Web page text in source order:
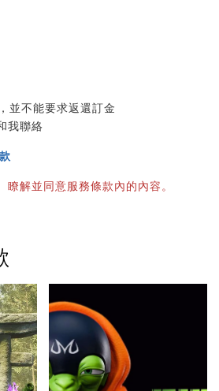
並不能要求返還訂金
我聯絡
解並同意服務條款內的內容。